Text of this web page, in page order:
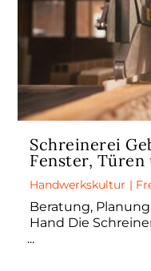
Schreinerei
Fenster, Türen
Handwerkskultur |
Beratung,
Hand Die